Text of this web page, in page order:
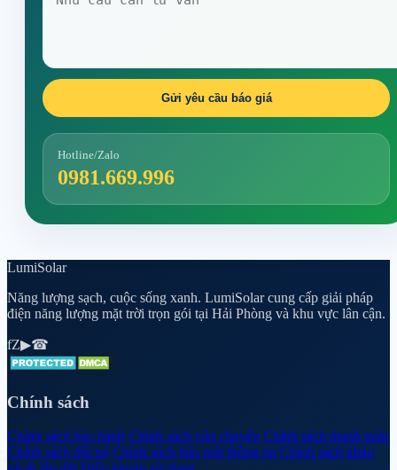
Gửi yêu cầu báo giá
Hotline/Zalo
0981.669.996
LumiSolar
Năng lượng sạch, cuộc sống xanh. LumiSolar cung cấp giải pháp
điện năng lượng mặt trời trọn gói tại Hải Phòng và khu vực lân cận.
fZ▶☎
Chính sách
Chính sách bảo hành Chính sách vận chuyển Chính sách thanh toán
Chính sách đổi trả Chính sách bảo mật thông tin Chính sách khảo